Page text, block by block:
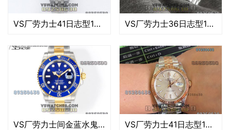
VS厂劳力士41日志型126334-0022复刻腕表-VS手表 VS厂劳力士36日志型126234-0058复刻腕表-VS手表
VS厂劳力士间金蓝水鬼3235款复刻腕表-VS手表 VS厂劳力士41日志型126303-0015复刻腕表-VS手表